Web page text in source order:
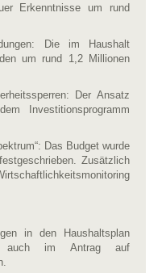
Erkenntnisse um rund
Die im Haushalt
um rund 1,2 Millionen
Der Ansatz
Investitionsprogramm
Das Budget wurde
Zusätzlich
in den Haushaltsplan
auch im Antrag auf